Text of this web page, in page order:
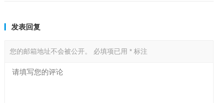
发表回复
您的邮箱地址不会被公开。 必填项已用 *标注